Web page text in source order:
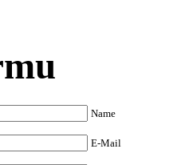
Name
E-Mail